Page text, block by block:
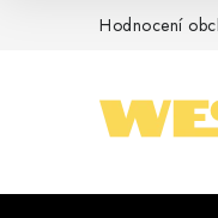
Hodnocení